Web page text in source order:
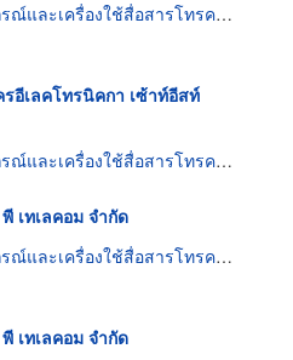
ณ์และเครื่องใช้สื่อสารโทรคมนาคม
อีเลคโทรนิคกา เซ้าท์อีสท์
ณ์และเครื่องใช้สื่อสารโทรคมนาคม
เทเลคอม จำกัด
ณ์และเครื่องใช้สื่อสารโทรคมนาคม
เทเลคอม จำกัด